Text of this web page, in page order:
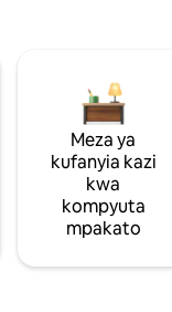
Meza ya
kufanyia kazi
kwa
kompyuta
mpakato